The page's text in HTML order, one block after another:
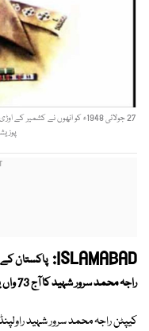
27 جولائی 1948ء کو انھوں نے
ISLAMABAD: پاکستان
راجہ محمد سرور شہید کا آج 73 واں یوم شہادت ہے۔